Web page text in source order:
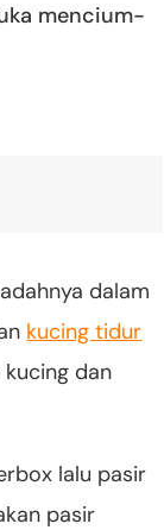
mencium-
dalam
kucing tidur
dan
lalu pasir
pasir